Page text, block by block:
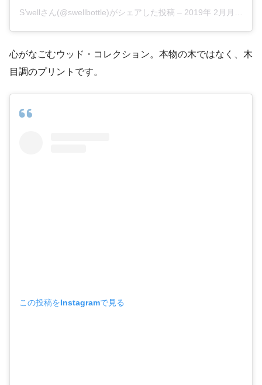
S’wellさん(@swellbottle)がシェアした投稿 – 2019年 2月月7日午後1時55分PST
心がなごむウッド・コレクション。本物の木ではなく、木
目調のプリントです。
この投稿をInstagramで見る